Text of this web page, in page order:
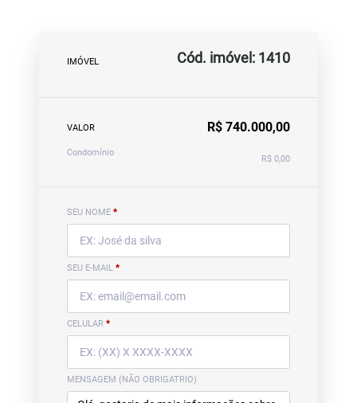
IMÓVEL Cód. imóvel: 1410
VALOR R$ 740.000,00
Condomínio
R$ 0,00
SEU NOME *
SEU E-MAIL *
CELULAR *
MENSAGEM (NÃO OBRIGATRIO)